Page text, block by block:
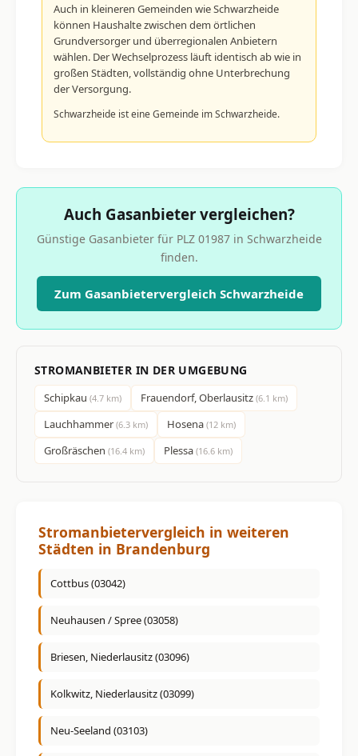
Auch in kleineren Gemeinden wie Schwarzheide
können Haushalte zwischen dem örtlichen
Grundversorger und überregionalen Anbietern
wählen. Der Wechselprozess läuft identisch ab wie in
großen Städten, vollständig ohne Unterbrechung
der Versorgung.
Schwarzheide ist eine Gemeinde im Schwarzheide.
Auch Gasanbieter vergleichen?
Günstige Gasanbieter für PLZ 01987 in Schwarzheide
finden.
Zum Gasanbietervergleich Schwarzheide
STROMANBIETER IN DER UMGEBUNG
Schipkau (4.7 km) Frauendorf, Oberlausitz (6.1 km)
Lauchhammer (6.3 km) Hosena (12 km)
Großräschen (16.4 km) Plessa (16.6 km)
Stromanbietervergleich in weiteren
Städten in Brandenburg
Cottbus (03042)
Neuhausen / Spree (03058)
Briesen, Niederlausitz (03096)
Kolkwitz, Niederlausitz (03099)
Neu-Seeland (03103)